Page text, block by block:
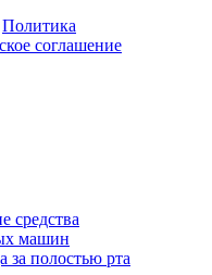
Политика
соглашение
средства
машин
за полостью рта